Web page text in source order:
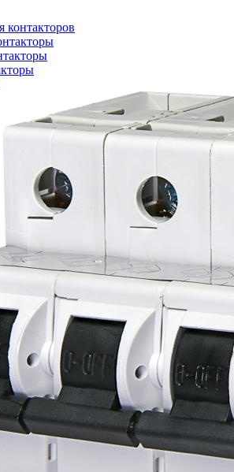
контакторов